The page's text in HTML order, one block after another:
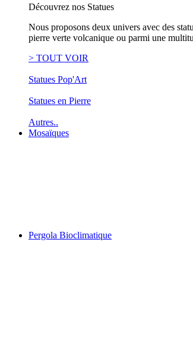
Découvrez nos Statues
Nous proposons deux univers avec des
pierre verte volcanique ou parmi une
> TOUT VOIR
Statues Pop'Art
Statues en Pierre
Autres..
Mosaïques
Pergola Bioclimatique